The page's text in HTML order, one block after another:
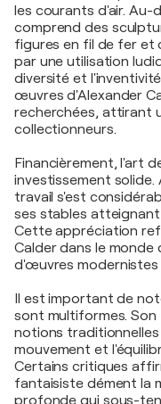
les courants d'air. Au-
comprend des
figures en fil de fer et
par une utilisation
diversité et
œuvres d'Alexander
recherchées, attirant
collectionneurs.
Financièrement, l'art
investissement solide.
travail s'est
ses stables atteignant
Cette appréciation
Calder dans le
d'œuvres modernistes
Il est important de
sont multiformes.
notions
mouvement et
Certains critiques
fantaisiste dément la
profonde qui sous-